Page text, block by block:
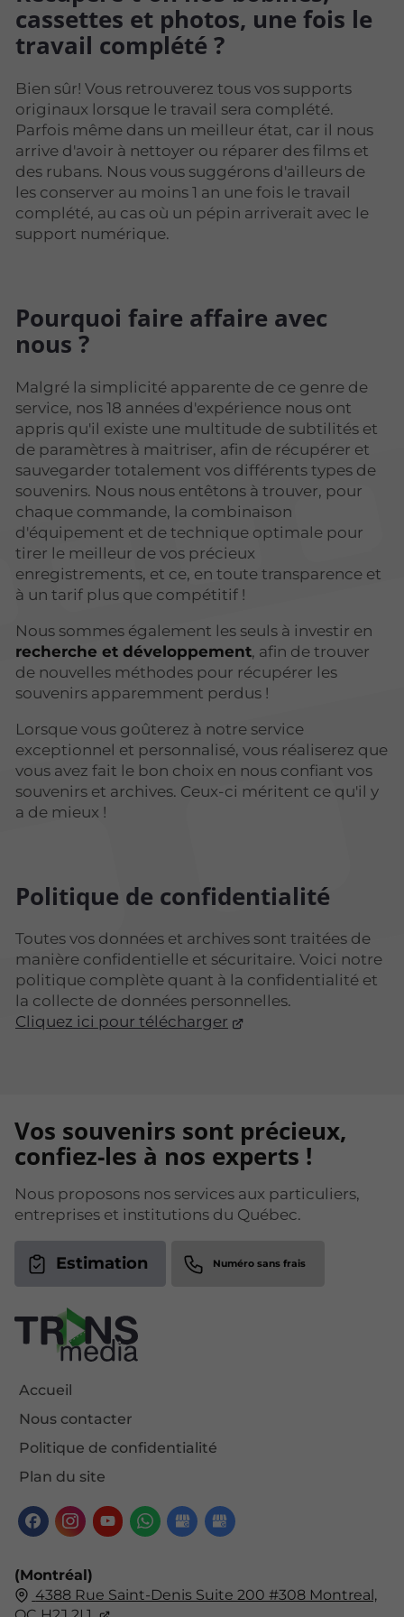
cassettes et photos, une fois le
travail complété ?
Bien sûr! Vous retrouverez tous vos supports
originaux lorsque le travail sera complété.
Parfois même dans un meilleur état, car il nous
arrive d'avoir à nettoyer ou réparer des films et
des rubans. Nous vous suggérons d'ailleurs de
les conserver au moins 1 an une fois le travail
complété, au cas où un pépin arriverait avec le
support numérique.
Pourquoi faire affaire avec
nous ?
Malgré la simplicité apparente de ce genre de
service, nos 18 années d'expérience nous ont
appris qu'il existe une multitude de subtilités et
de paramètres à maitriser, afin de récupérer et
sauvegarder totalement vos différents types de
souvenirs. Nous nous entêtons à trouver, pour
chaque commande, la combinaison
d'équipement et de technique optimale pour
tirer le meilleur de vos précieux
enregistrements, et ce, en toute transparence et
à un tarif plus que compétitif !
Nous sommes également les seuls à investir en
recherche et développement, afin de trouver
de nouvelles méthodes pour récupérer les
souvenirs apparemment perdus !
Lorsque vous goûterez à notre service
exceptionnel et personnalisé, vous réaliserez que
vous avez fait le bon choix en nous confiant vos
souvenirs et archives. Ceux-ci méritent ce qu'il y
a de mieux !
Politique de confidentialité
Toutes vos données et archives sont traitées de
manière confidentielle et sécuritaire. Voici notre
politique complète quant à la confidentialité et
la collecte de données personnelles.
Cliquez ici pour télécharger
Accueil
Nous contacter
Politique de confidentialité
Plan du site
Vos souvenirs sont précieux,
confiez-les à nos experts !
Nous proposons nos services aux particuliers,
entreprises et institutions du Québec.
Estimation
(Montréal)
4388 Rue Saint-Denis Suite 200 #308 Montreal,